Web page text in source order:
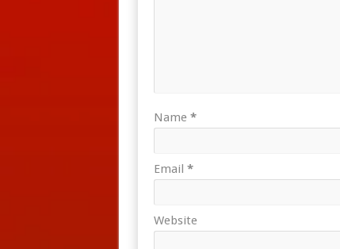
Name *
Email *
Website